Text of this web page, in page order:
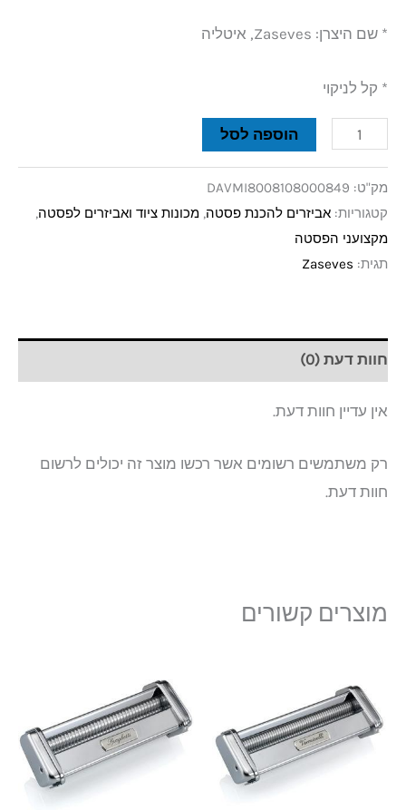
* שם היצרן: Zaseves, איטליה
* קל לניקוי
הוספה לסל
מק"ט: DAVMI8008108000849
קטגוריות: אביזרים להכנת פסטה, מכונות ציוד ואביזרים לפסטה,
מקצועני הפסטה
תגית: Zaseves
חוות דעת (0)
אין עדיין חוות דעת.
רק משתמשים רשומים אשר רכשו מוצר זה יכולים לרשום
חוות דעת.
מוצרים קשורים